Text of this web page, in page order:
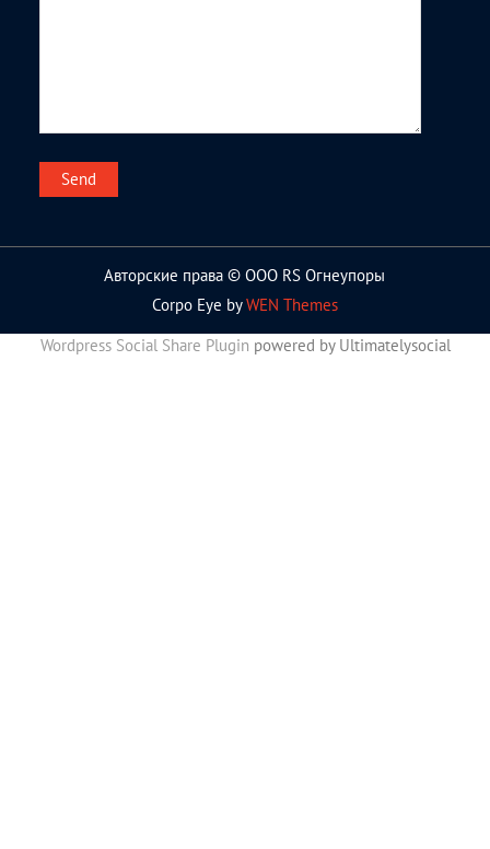
Авторские права © ООО RS Огнеупоры
Corpo Eye byWEN Themes
Wordpress Social Share Plugin powered by Ultimatelysocial